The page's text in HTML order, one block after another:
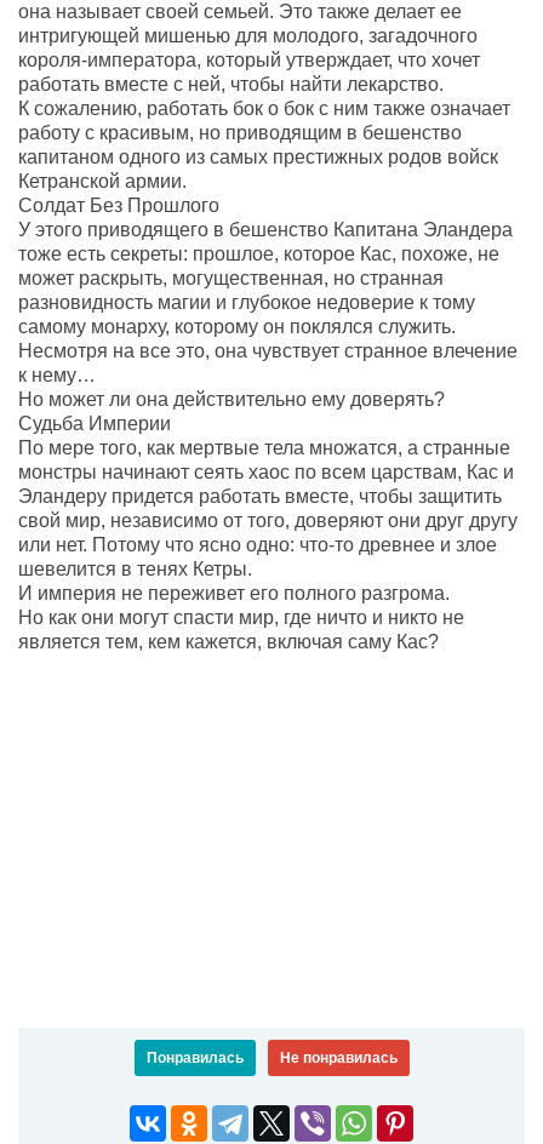
она называет своей семьей. Это также делает ее
интригующей мишенью для молодого, загадочного
короля-императора, который утверждает, что хочет
работать вместе с ней, чтобы найти лекарство.
К сожалению, работать бок о бок с ним также означает
работу с красивым, но приводящим в бешенство
капитаном одного из самых престижных родов войск
Кетранской армии.
Солдат Без Прошлого
У этого приводящего в бешенство Капитана Эландера
тоже есть секреты: прошлое, которое Кас, похоже, не
может раскрыть, могущественная, но странная
разновидность магии и глубокое недоверие к тому
самому монарху, которому он поклялся служить.
Несмотря на все это, она чувствует странное влечение
к нему…
Но может ли она действительно ему доверять?
Судьба Империи
По мере того, как мертвые тела множатся, а странные
монстры начинают сеять хаос по всем царствам, Кас и
Эландеру придется работать вместе, чтобы защитить
свой мир, независимо от того, доверяют они друг другу
или нет. Потому что ясно одно: что-то древнее и злое
шевелится в тенях Кетры.
И империя не переживет его полного разгрома.
Но как они могут спасти мир, где ничто и никто не
является тем, кем кажется, включая саму Кас?
Понравилась Не понравилась